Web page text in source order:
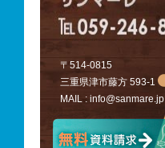
〒514-0815
三重県津市藤方 593-1
MAIL : info@sanmare.jp